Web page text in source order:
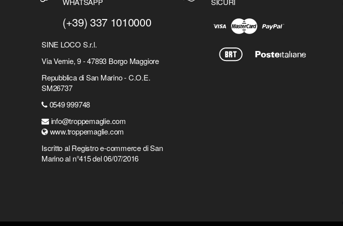
(+39) 337 1010000
SINE LOCO S.r.l.
Via Vernie, 9 - 47893 Borgo Maggiore
Repubblica di San Marino - C.O.E.
SM26737
0549 999748
info@troppemaglie.com
www.troppemaglie.com
Iscritto al Registro e-commerce di San
Marino al n°415 del 06/07/2016